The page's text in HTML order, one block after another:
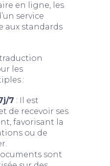
en ligne, les
service
aux standards
les
:
7 : Il est
de recevoir ses
favorisant la
ou de
sont